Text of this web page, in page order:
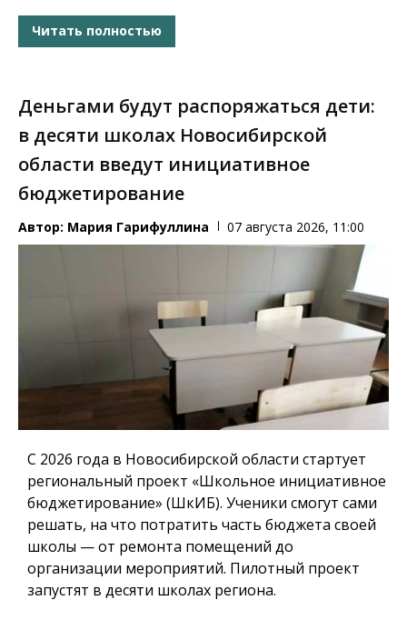
Читать полностью
Деньгами будут распоряжаться дети:
в десяти школах Новосибирской
области введут инициативное
бюджетирование
Автор: Мария Гарифуллина 07 августа 2026, 11:00
С 2026 года в Новосибирской области стартует
региональный проект «Школьное инициативное
бюджетирование» (ШкИБ). Ученики смогут сами
решать, на что потратить часть бюджета своей
школы — от ремонта помещений до
организации мероприятий. Пилотный проект
запустят в десяти школах региона.